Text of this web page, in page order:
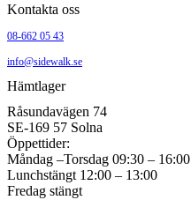
Kontakta oss
08-662 05 43
info@sidewalk.se
Hämtlager
Råsundavägen 74
SE-169 57 Solna
Öppettider:
Måndag –Torsdag 09:30 – 16:00
Lunchstängt 12:00 – 13:00
Fredag stängt